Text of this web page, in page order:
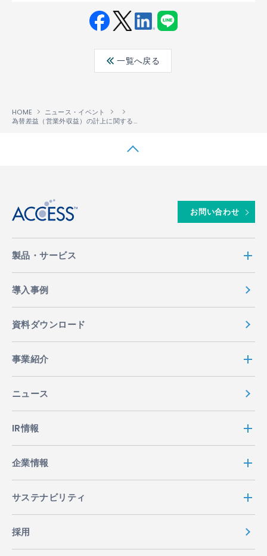
ebo ter
edin
一覧へ戻る
HOME
ニュース・イベント
為替差益（営業外収益）の計上に関するお知らせ
お問い合わせ
製品・サービス
導入事例
資料ダウンロード
事業紹介
ニュース
IR情報
企業情報
サステナビリティ
採用